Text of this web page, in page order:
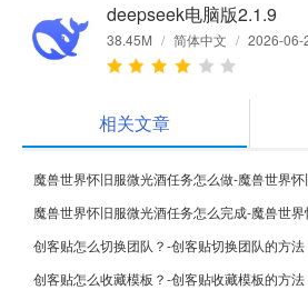
deepseek电脑版2.1.9
38.45M / 简体中文 / 2026-06-
相关文章
魔兽世界怀旧服微光酒任务怎么做-魔兽世界
魔兽世界怀旧服微光酒任务怎么完成-魔兽世
创客贴怎么切换团队？-创客贴切换团队的方法
创客贴怎么收藏模板？-创客贴收藏模板的方法